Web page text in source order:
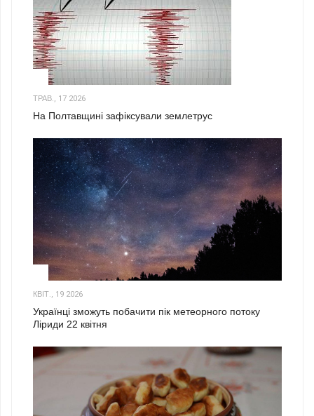
ТРАВ., 17 2026
На Полтавщині зафіксували землетрус
КВІТ., 19 2026
Українці зможуть побачити пік метеорного потоку
Ліриди 22 квітня